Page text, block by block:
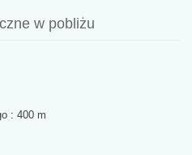
w pobliżu
: 400 m